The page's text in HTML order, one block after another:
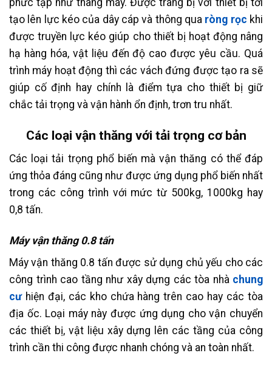
phức tạp như thang máy. Được trang bị với thiết bị tời
tạo lên lực kéo của dây cáp và thông qua ròng rọc khi
được truyền lực kéo giúp cho thiết bị hoạt động nâng
hạ hàng hóa, vật liệu đến độ cao được yêu cầu. Quá
trình máy hoạt động thì các vách đứng được tạo ra sẽ
giúp cố định hay chính là điểm tựa cho thiết bị giữ
chắc tải trọng và vận hành ổn định, trơn tru nhất.
Các loại vận thăng với tải trọng cơ bản
Các loại tải trọng phổ biến mà vận thăng có thể đáp
ứng thỏa đáng cũng như được ứng dụng phổ biến nhất
trong các công trình với mức từ 500kg, 1000kg hay
0,8 tấn.
Máy vận thăng 0.8 tấn
Máy vận thăng 0.8 tấn được sử dụng chủ yếu cho các
công trình cao tầng như xây dựng các tòa nhà chung
cưhiện đại, các kho chứa hàng trên cao hay các tòa
địa ốc. Loại máy này được ứng dụng cho vận chuyển
các thiết bị, vật liệu xây dựng lên các tầng của công
trình cần thi công được nhanh chóng và an toàn nhất.